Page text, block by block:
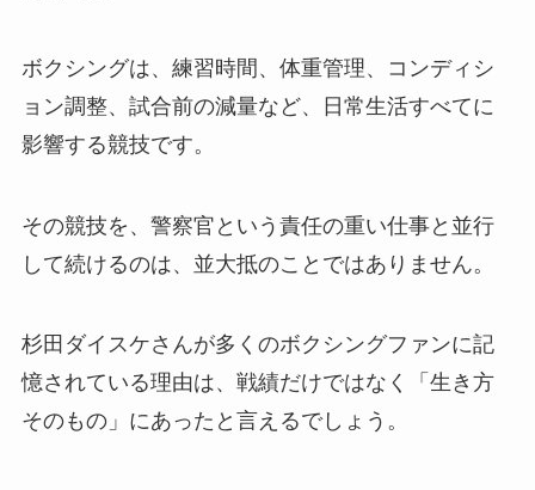
ボクシングは、練習時間、体重管理、コンディシ
ョン調整、試合前の減量など、日常生活すべてに
影響する競技です。
その競技を、警察官という責任の重い仕事と並行
して続けるのは、並大抵のことではありません。
杉田ダイスケさんが多くのボクシングファンに記
憶されている理由は、戦績だけではなく「生き方
そのもの」にあったと言えるでしょう。